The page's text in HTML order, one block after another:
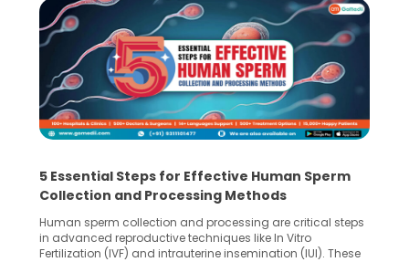
5 Essential Steps for Effective Human Sperm
Collection and Processing Methods
Human sperm collection and processing are critical steps
in advanced reproductive techniques like In Vitro
Fertilization (IVF) and intrauterine insemination (IUI). These